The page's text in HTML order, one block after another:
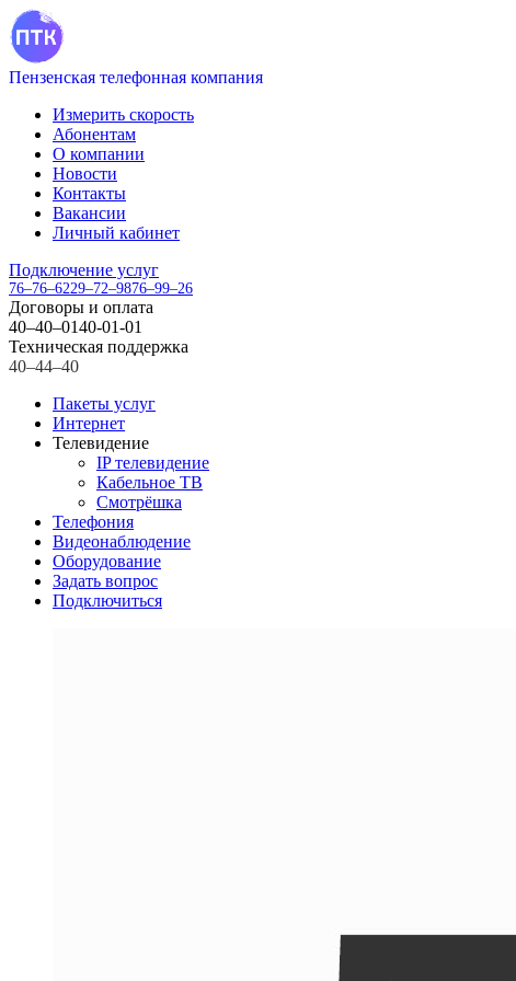
Пензенская телефонная компания
Измерить скорость
Абонентам
О компании
Новости
Контакты
Вакансии
Личный кабинет
Подключение услуг
76–76–6229–72–9876–99–26
Договоры и оплата
40–40–0140-01-01
Техническая поддержка
40–44–40
Пакеты услуг
Интернет
Телевидение
IP телевидение
Кабельное ТВ
Смотрёшка
Телефония
Видеонаблюдение
Оборудование
Задать вопрос
Подключиться